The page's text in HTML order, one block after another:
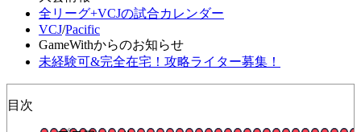
全リーグ+VCJの試合カレンダー
VCJ/Pacific
GameWithからのお知らせ
未経験可&完全在宅！攻略ライター募集！
目次